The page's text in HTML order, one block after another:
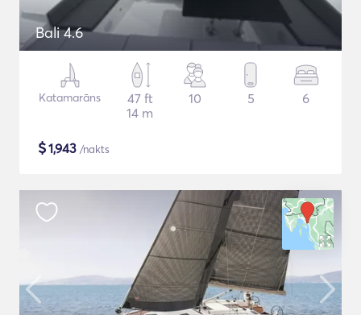
Bali 4.6
Katamarāns
47 ft
14 m
10 5 6
$1,943 /nakts